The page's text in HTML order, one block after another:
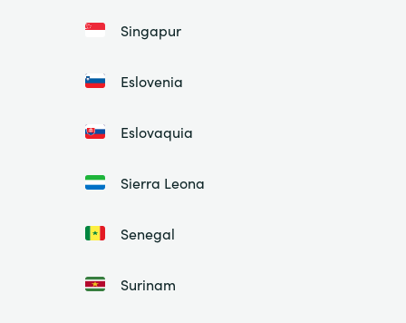
Singapur
Eslovenia
Eslovaquia
Sierra Leona
Senegal
Surinam